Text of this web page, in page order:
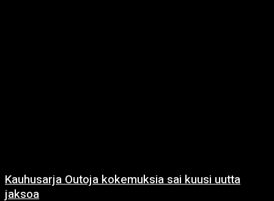
Kauhusarja Outoja kokemuksia sai kuusi uutta
jaksoa